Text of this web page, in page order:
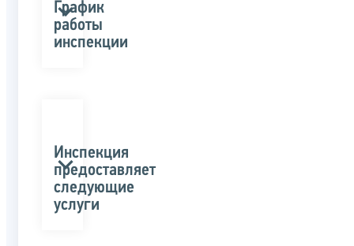
График
работы
инспекции
Инспекция
предоставляет
следующие
услуги